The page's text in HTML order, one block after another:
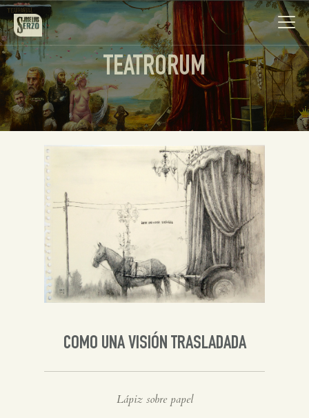
Obra
Noticias
Contacto
Español
TEATRORUM
COMO UNA VISIÓN TRASLADADA
Lápiz sobre papel